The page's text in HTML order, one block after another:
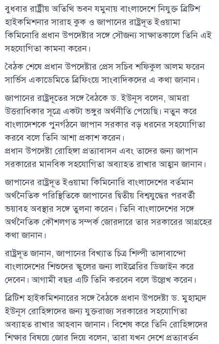
বুধবার রাষ্ট্রীয় অতিথি ভবন যমুনায় বাংলাদেশে নিযুক্ত ব্রিটিশ
হাইকমিশনার সারাহ কুক ও জাপানের রাষ্ট্রদূত ইওয়ামা
কিমিনোরি প্রধান উপদেষ্টার সঙ্গে সৌজন্য সাক্ষাতকালে তিনি এই
সহযোগিতা কামনা করেন।
বৈঠক শেষে প্রধান উপদেষ্টার প্রেস সচিব শফিকুল আলম ফরেন
সার্ভিস একাডেমিতে ব্রিফিংয়ে সাংবাদিকদের এ কথা জানান।
জাপানের রাষ্ট্রদূতের সঙ্গে বৈঠকে ড. ইউনূস বলেন, আমরা
উত্তরাধিকার সূত্রে একটা ভঙ্গুর অর্থনীতি পেয়েছি। নতুন করে
বাংলাদেশকে পুনর্গঠনে জাপান সরকার বড় ধরনের সহযোগিতা
করবে বলে তিনি আশা প্রকাশ করেন।
প্রধান উপদেষ্টা রোহিঙ্গা প্রত্যাবাসন এবং তাদের জন্য জাপান
সরকারের মানবিক সহযোগিতা অব্যাহত রাখার আহ্বান জানান।
জাপানের রাষ্ট্রদূত ইওয়ামা কিমিনোরি বাংলাদেশের বর্তমান
অর্থনৈতিক পরিস্থিতিকে জাপানের দ্বিতীয় বিশ্বযুদ্ধের পরবর্তী
ভয়াবহ অবস্থার সঙ্গে তুলনা করেন। তিনি বাংলাদেশের সঙ্গে
অর্থনৈতিক কৌশলগত সম্পর্ক জোরদারে তার সরকারের আগ্রহের
কথা জানান।
রাষ্ট্রদূত জানান, জাপানের বিখ্যাত চিত্র শিল্পী তাদাবান্দো
বাংলাদেশের শিশুদের স্কুলের জন্য লাইব্রেরির ডিজাইন করে
দেবেন। আগামী বছর এটি তিনি করবেন বলে উল্লেখ করেন।
ব্রিটিশ হাইকমিশনারের সঙ্গে বৈঠকে প্রধান উপদেষ্টা ড. মুহাম্মদ
ইউনূস রোহিঙ্গাদের জন্য যুক্তরাজ্য সরকারের সহযোগিতা
অব্যাহত রাখার আহবান জানান। বিশেষ করে তিনি রোহিঙ্গাদের
শিক্ষার বিষয়ে জোর দিয়ে বলেন, তারা যখন দেশে প্রত্যাবর্তন